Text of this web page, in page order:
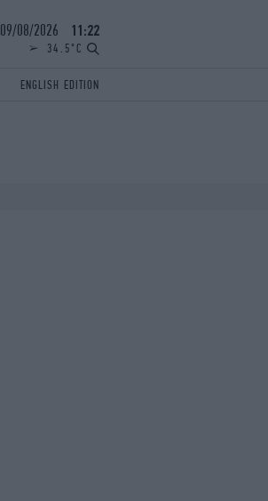
09/08/2026 11:22
34.5°C
ENGLISH EDITION